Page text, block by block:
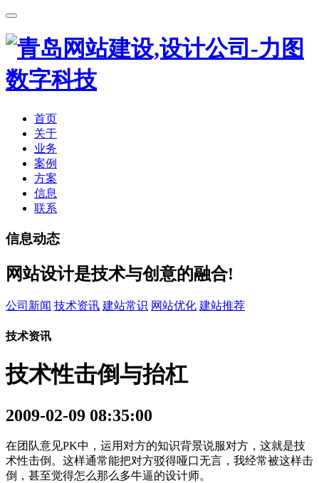
首页
关于
业务
案例
方案
信息
联系
信息动态
网站设计是技术与创意的融合!
公司新闻 技术资讯 建站常识 网站优化 建站推荐
技术资讯
技术性击倒与抬杠
2009-02-09 08:35:00
在团队意见PK中，运用对方的知识背景说服对方，这就是技
术性击倒。这样通常能把对方驳得哑口无言，我经常被这样击
倒，甚至觉得怎么那么多牛逼的设计师。